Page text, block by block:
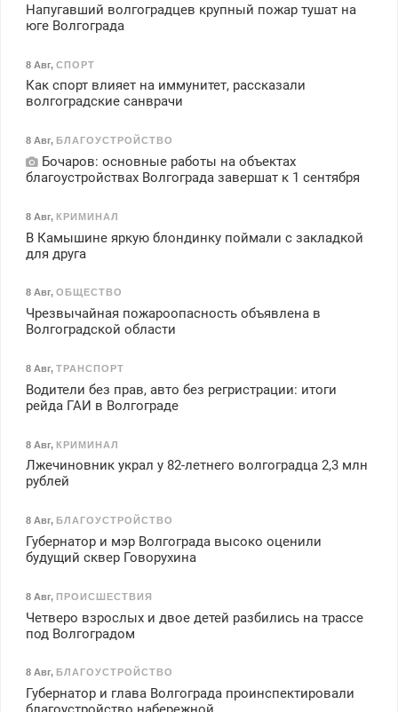
Напугавший волгоградцев крупный пожар тушат на
юге Волгограда
8 Авг, СПОРТ
Как спорт влияет на иммунитет, рассказали
волгоградские санврачи
8 Авг, БЛАГОУСТРОЙСТВО
Бочаров: основные работы на объектах
благоустройствах Волгограда завершат к 1 сентября
8 Авг, КРИМИНАЛ
В Камышине яркую блондинку поймали с закладкой
для друга
8 Авг, ОБЩЕСТВО
Чрезвычайная пожароопасность объявлена в
Волгоградской области
8 Авг, ТРАНСПОРТ
Водители без прав, авто без регристрации: итоги
рейда ГАИ в Волгограде
8 Авг, КРИМИНАЛ
Лжечиновник украл у 82-летнего волгоградца 2,3 млн
рублей
8 Авг, БЛАГОУСТРОЙСТВО
Губернатор и мэр Волгограда высоко оценили
будущий сквер Говорухина
8 Авг, ПРОИСШЕСТВИЯ
Четверо взрослых и двое детей разбились на трассе
под Волгоградом
8 Авг, БЛАГОУСТРОЙСТВО
Губернатор и глава Волгограда проинспектировали